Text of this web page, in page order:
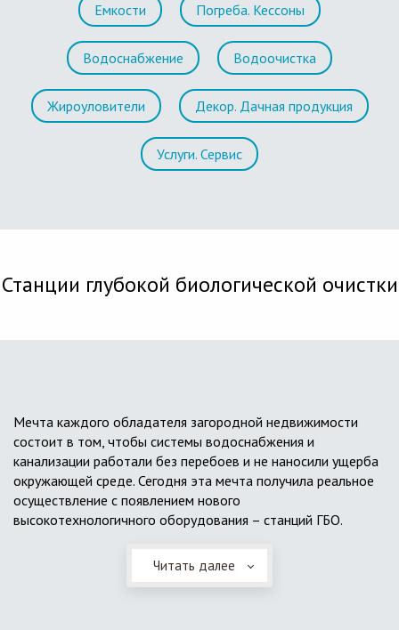
Емкости Погреба. Кессоны
Водоснабжение Водоочистка
Жироуловители Декор. Дачная продукция
Услуги. Сервис
Станции глубокой биологической очистки
Мечта каждого обладателя загородной недвижимости
состоит в том, чтобы системы водоснабжения и
канализации работали без перебоев и не наносили ущерба
окружающей среде. Сегодня эта мечта получила реальное
осуществление с появлением нового
высокотехнологичного оборудования – станций ГБО.
Читать далее